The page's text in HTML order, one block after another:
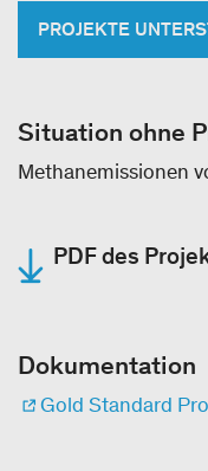
PROJEKTE
Situation ohne
Methanemissionen
PDF des
Dokumentation
Gold Standard